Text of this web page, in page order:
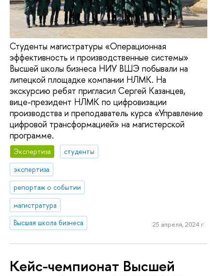
Студенты магистратуры «Операционная
эффективность и производственные системы»
Высшей школы бизнеса НИУ ВШЭ побывали на
липецкой площадке компании НЛМК. На
экскурсию ребят пригласил Сергей Казанцев,
вице-президент НЛМК по цифровизации
производства и преподаватель курса «Управление
цифровой трансформацией» на магистерской
программе.
Экспертиза
студенты
экспертиза
репортаж о событии
магистратура
Высшая школа бизнеса
25 апреля, 2024 г.
Кейс-чемпионат Высшей